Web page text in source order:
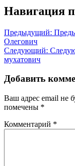
Навигация
Предыдущий:
Олегович
Следующий:
мухатович
Добавить
Ваш адрес email не
помечены *
Комментарий *